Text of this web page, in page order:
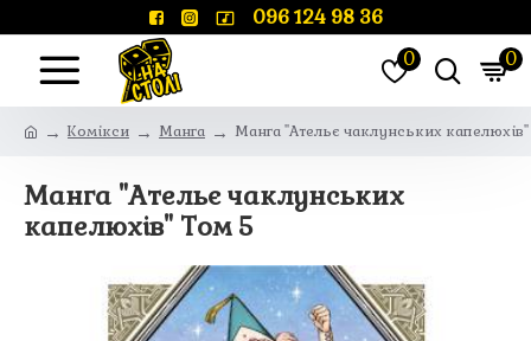
096 124 98 36
0 0
Комікси Манга Манга "Ательє чаклунських
Манга "Ательє чаклунських
капелюхів" Том 5